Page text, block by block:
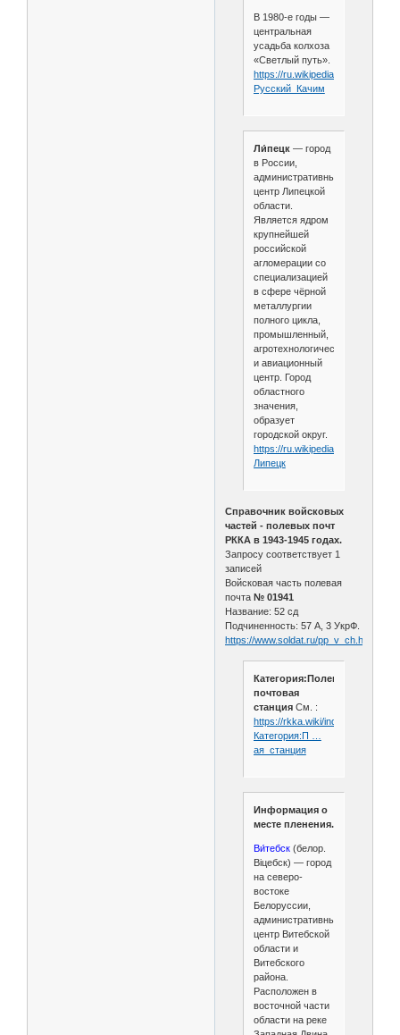
В 1980-е годы —
центральная
усадьба колхоза
«Светлый путь».
https://ru.wikipedia.org/wiki/
Русский_Качим
Ли́пецк — город
в России,
административный
центр Липецкой
области.
Является ядром
крупнейшей
российской
агломерации со
специализацией
в сфере чёрной
металлургии
полного цикла,
промышленный,
агротехнологический
и авиационный
центр. Город
областного
значения,
образует
городской округ.
https://ru.wikipedia.org/wiki/
Липецк
Справочник войсковых
частей - полевых почт
РККА в 1943-1945 годах.
Запросу соответствует 1
записей
Войсковая часть полевая
почта № 01941
Название: 52 сд
Подчиненность: 57 А, 3 УкрФ.
https://www.soldat.ru/pp_v_ch.html
Категория:Полевая
почтовая
станцияСм. :
https://rkka.wiki/index.php/
Категория:П …
ая_станция
Информация о
месте пленения.
Ви́тебск(белор.
Віцебск) — город
на северо-
востоке
Белоруссии,
административный
центр Витебской
области и
Витебского
района.
Расположен в
восточной части
области на реке